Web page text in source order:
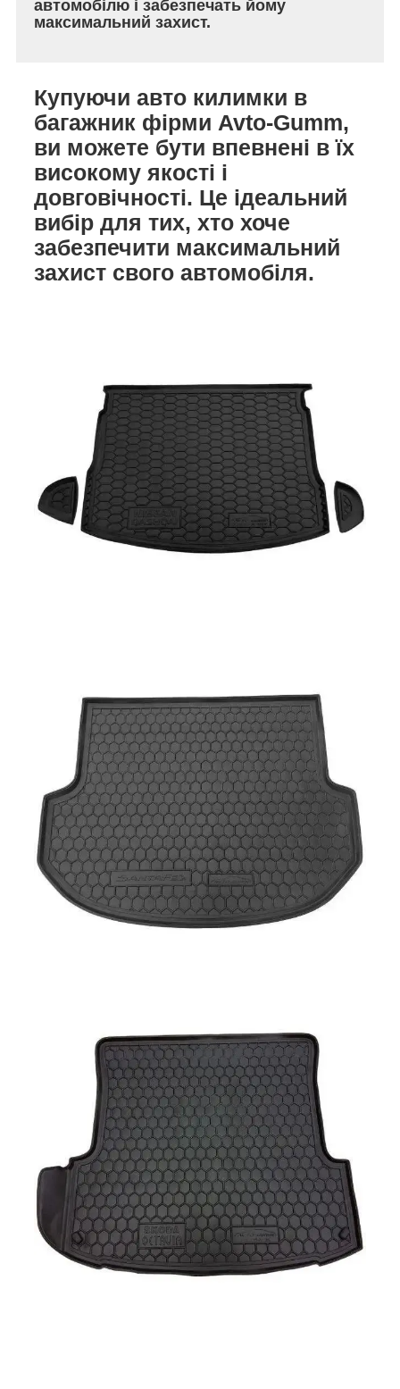
автомобілю і забезпечать йому
максимальний захист.
Купуючи авто килимки в
багажник фірми Avto-Gumm,
ви можете бути впевнені в їх
високому якості і
довговічності. Це ідеальний
вибір для тих, хто хоче
забезпечити максимальний
захист свого автомобіля.